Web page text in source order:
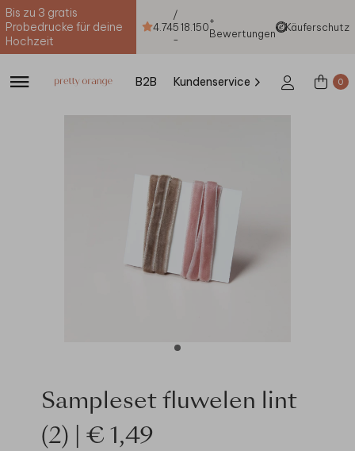
Bis zu 3 gratis
Probedrucke für deine
Hochzeit
4.74
/
5
-
18.150+
Bewertungen
Käuferschutz
B2B Kundenservice 0
Sampleset fluwelen lint
(2) | € 1,49